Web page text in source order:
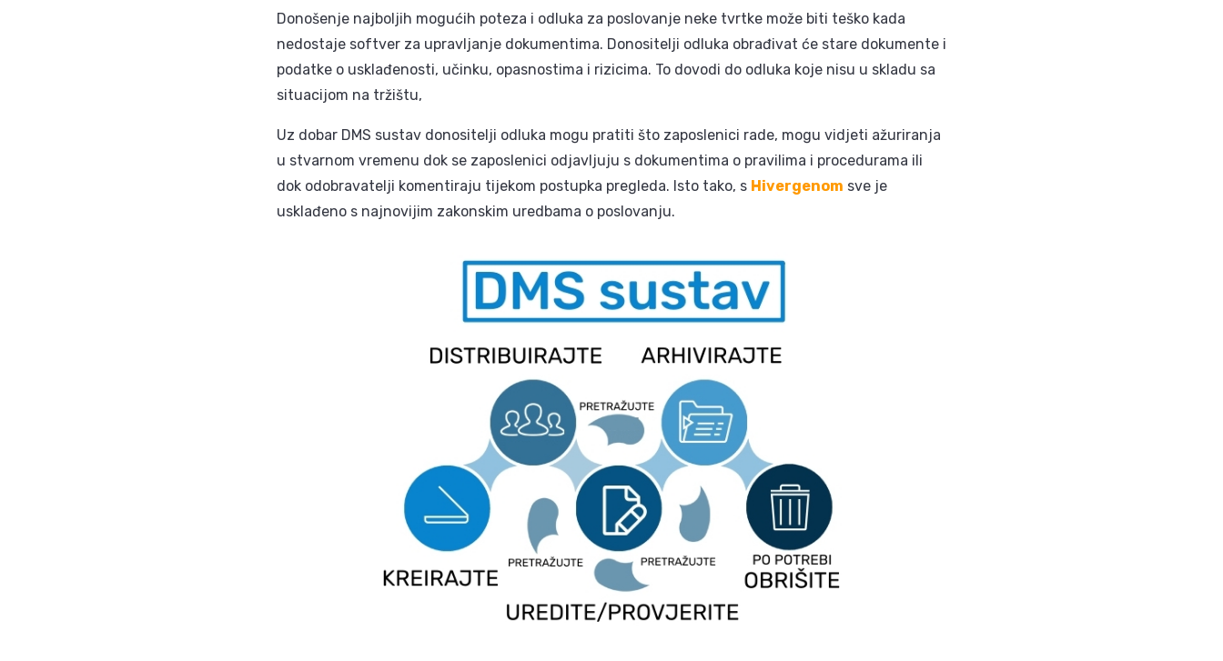
Donošenje najboljih mogućih poteza i odluka za poslovanje neke tvrtke može biti teško kada
nedostaje softver za upravljanje dokumentima. Donositelji odluka obrađivat će stare dokumente i
podatke o usklađenosti, učinku, opasnostima i rizicima. To dovodi do odluka koje nisu u skladu sa
situacijom na tržištu,
Uz dobar DMS sustav donositelji odluka mogu pratiti što zaposlenici rade, mogu vidjeti ažuriranja
u stvarnom vremenu dok se zaposlenici odjavljuju s dokumentima o pravilima i procedurama ili
dok odobravatelji komentiraju tijekom postupka pregleda. Isto tako, s Hivergenom sve je
usklađeno s najnovijim zakonskim uredbama o poslovanju.